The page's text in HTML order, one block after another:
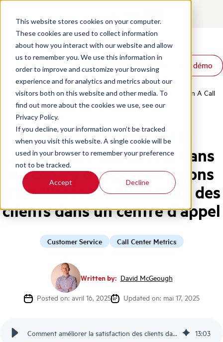
This website stores cookies on your computer.
These cookies are used to collect information
about how you interact with our website and allow
us to remember you. We use this information in
order to improve and customize your browsing
experience and for analytics and metrics about our
visitors both on this website and other media. To
find out more about the cookies we use, see our
Privacy Policy.
If you decline, your information won’t be tracked
when you visit this website. A single cookie will be
used in your browser to remember your preference
not to be tracked.
Accept Decline
Produits
Solutions
Ressources
Réserver une démo
Réserver une démo
Home / Fr / Blog / 13 Ways To Improve Customer Satisfaction In A Call
Center
Comment améliorer la
satisfaction des clients dans
un centre d'appel : 13 façons
d'améliorer la satisfaction des
clients dans un centre d'appel
Customer Service Call Center Metrics
Written by: David McGeough
Posted on: avril 16, 2025
Updated on: mai 17, 2025
Comment améliorer la satisfaction des clients dans un centre d'appel : 13 façons d'améliorer la satisfaction des clients dans un centre d'appel 13:03